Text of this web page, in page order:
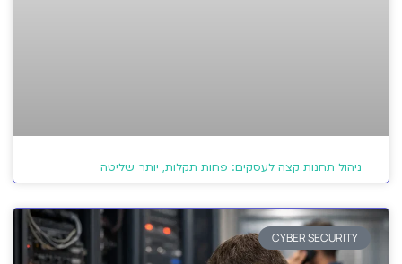
ניהול תחנות קצה לעסקים: פחות תקלות, יותר שליטה
CYBER SECURITY